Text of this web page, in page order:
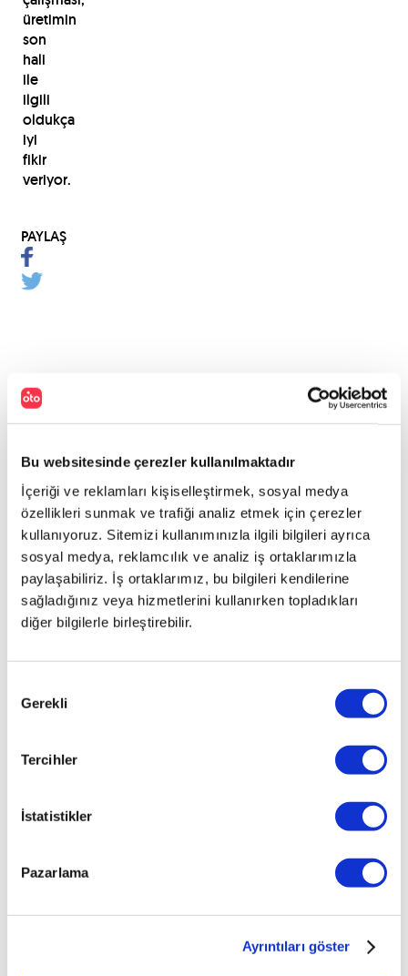
Bu websitesinde çerezler kullanılmaktadır
İçeriği ve reklamları kişiselleştirmek, sosyal medya
özellikleri sunmak ve trafiği analiz etmek için çerezler
kullanıyoruz. Sitemizi kullanımınızla ilgili bilgileri ayrıca
sosyal medya, reklamcılık ve analiz iş ortaklarımızla
paylaşabiliriz. İş ortaklarımız, bu bilgileri kendilerine
sağladığınız veya hizmetlerini kullanırken topladıkları
diğer bilgilerle birleştirebilir.
Seçimi
Gerekli
Tercihler
İstatistikler
Pazarlama
Ayrıntıları göster
üretimin
son
hali
ile
ilgili
oldukça
iyi
fikir
veriyor.
PAYLAŞ